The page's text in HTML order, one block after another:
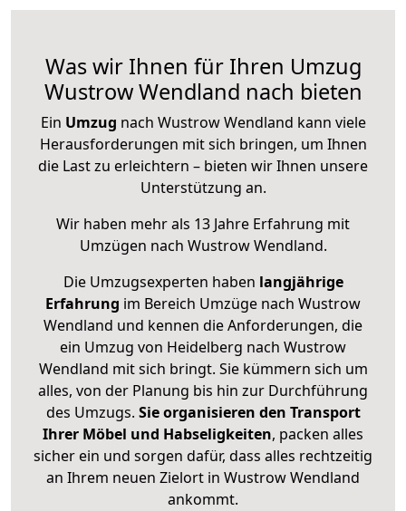
Was wir Ihnen für Ihren Umzug
Wustrow Wendland nach bieten
Ein Umzug nach Wustrow Wendland kann viele
Herausforderungen mit sich bringen, um Ihnen
die Last zu erleichtern – bieten wir Ihnen unsere
Unterstützung an.
Wir haben mehr als 13 Jahre Erfahrung mit
Umzügen nach Wustrow Wendland.
Die Umzugsexperten haben langjährige
Erfahrung im Bereich Umzüge nach Wustrow
Wendland und kennen die Anforderungen, die
ein Umzug von Heidelberg nach Wustrow
Wendland mit sich bringt. Sie kümmern sich um
alles, von der Planung bis hin zur Durchführung
des Umzugs. Sie organisieren den Transport
Ihrer Möbel und Habseligkeiten, packen alles
sicher ein und sorgen dafür, dass alles rechtzeitig
an Ihrem neuen Zielort in Wustrow Wendland
ankommt.